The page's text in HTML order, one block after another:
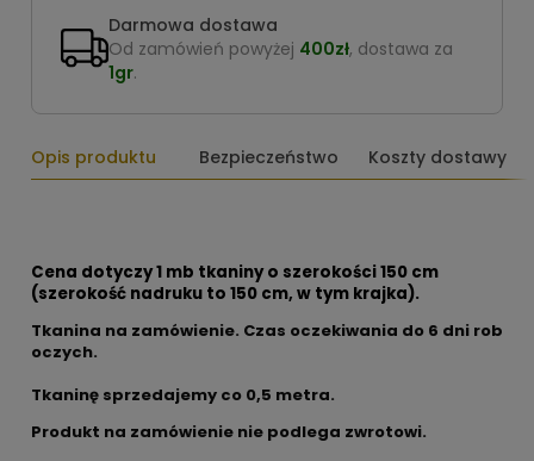
Darmowa dostawa
Od zamówień powyżej 400zł, dostawa za
1gr.
Opis produktu Bezpieczeństwo Koszty dostawy
Cena dotyczy 1 mb tkaniny o szerokości 150 cm
(szerokość nadruku to 150 cm, w tym krajka).
Tkanina na zamówienie. Czas oczekiwania do 6 dni rob
oczych.
Tkaninę sprzedajemy co 0,5 metra.
Produkt na zamówienie nie podlega zwrotowi.